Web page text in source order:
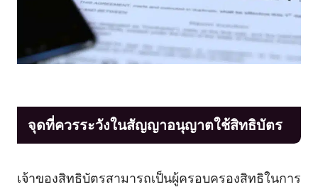
จุดที่ควรระวังในสัญญาอนุญาตใช้สิทธิบัตร
เจ้าของสิทธิบัตรสามารถเป็นผู้ครอบครองสิทธิในการ